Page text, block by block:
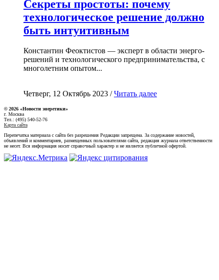
Секреты простоты: почему
технологическое решение должно
быть интуитивным
Константин Феоктистов — эксперт в области энерго-
решений и технологического предпринимательства, с
многолетним опытом...
Четверг, 12 Октябрь 2023 /Читать далее
© 2026 «Новости энеретики»
г. Москва
Тел.: (495) 540-52-76
Карта сайта
Перепечатка материала с сайта без разрешения Редакции запрещена. За содержание новостей,
объявлений и комментариев, размещенных пользователями сайта, редакция журнала ответственности
не несет. Вся информация носит справочный характер и не является публичной офертой.